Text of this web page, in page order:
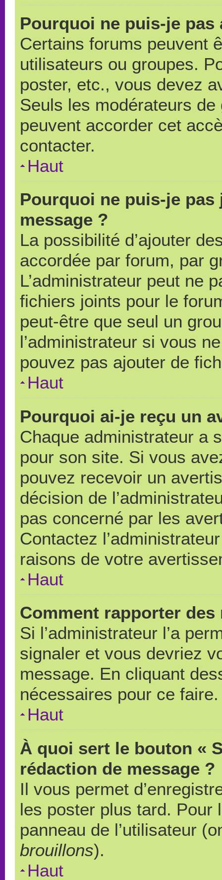
Pourquoi ne puis-je
Certains forums peuvent
utilisateurs ou groupes.
poster, etc., vous devez
Seuls les modérateurs
peuvent accorder cet
contacter.
Haut
Pourquoi ne puis-je
message ?
La possibilité d’ajouter
accordée par forum, par
L’administrateur peut ne
fichiers joints pour le
peut-être que seul un
l’administrateur si vous
pouvez pas ajouter de
Haut
Pourquoi ai-je reçu un
Chaque administrateur a
pour son site. Si vous
pouvez recevoir un
décision de
pas concerné par les
Contactez
raisons de votre
Haut
Comment rapporter
Si l’administrateur l’a
signaler et vous devriez
message. En cliquant
nécessaires pour ce faire.
Haut
À quoi sert le bouton «
rédaction de message ?
Il vous permet
les poster plus tard. Pour
panneau de l’utilisateur
brouillons).
Haut